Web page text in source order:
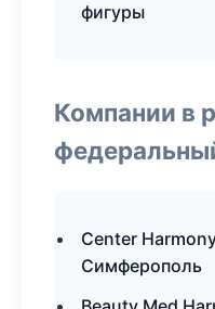
фигуры
Компании в
Center
Симферополь